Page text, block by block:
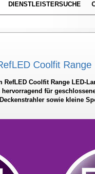
DIENSTLEISTERSUCHE
Coolfit Range
Coolfit Range LED-
für
sowie kleine